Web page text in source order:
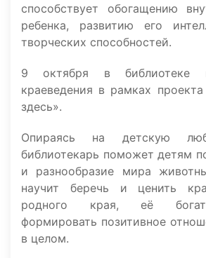
способствует обогащению
ребенка, развитию его
творческих способностей.
9 октября в библиотеке
краеведения в рамках
здесь».
Опираясь на детскую
библиотекарь поможет детям
и разнообразие мира
научит беречь и ценить
родного края, её
формировать позитивное
в целом.